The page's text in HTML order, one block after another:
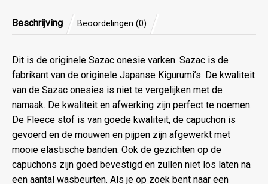
Beschrijving Beoordelingen (0)
Dit is de originele Sazac onesie varken. Sazac is de
fabrikant van de originele Japanse Kigurumi’s. De kwaliteit
van de Sazac onesies is niet te vergelijken met de
namaak. De kwaliteit en afwerking zijn perfect te noemen.
De Fleece stof is van goede kwaliteit, de capuchon is
gevoerd en de mouwen en pijpen zijn afgewerkt met
mooie elastische banden. Ook de gezichten op de
capuchons zijn goed bevestigd en zullen niet los laten na
een aantal wasbeurten. Als je op zoek bent naar een